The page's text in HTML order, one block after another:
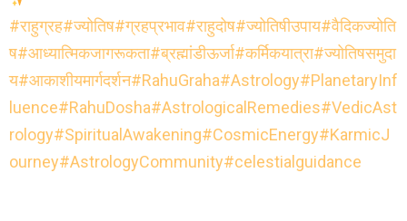
#राहुग्रह#ज्योतिष#ग्रहप्रभाव#राहुदोष#ज्योतिषीउपाय#वैदिकज्योति
ष#आध्यात्मिकजागरूकता#ब्रह्मांडीऊर्जा#कर्मिकयात्रा#ज्योतिषसमुदा
य#आकाशीयमार्गदर्शन#RahuGraha#Astrology#PlanetaryInf
luence#RahuDosha#AstrologicalRemedies#VedicAst
rology#SpiritualAwakening#CosmicEnergy#KarmicJ
ourney#AstrologyCommunity#celestialguidance